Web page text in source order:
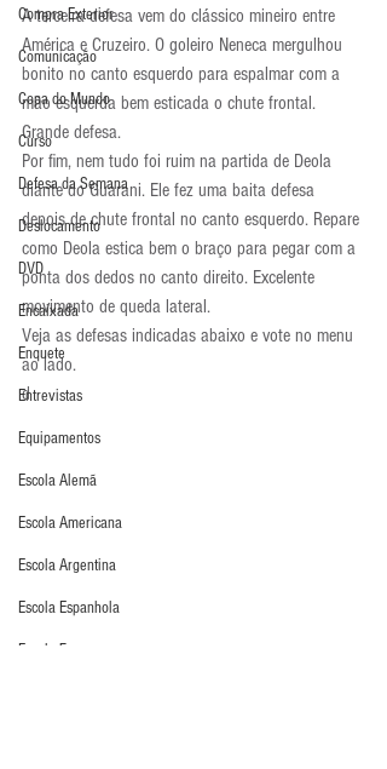
Compra Exterior
Comunicação
Copa do Mundo
Curso
Defesa da Semana
Deslocamento
DVD
Encaixada
Enquete
Entrevistas
Equipamentos
Escola Alemã
Escola Americana
Escola Argentina
Escola Espanhola
Escola Francesa
A terceira defesa vem do clássico mineiro entre
América e Cruzeiro. O goleiro Neneca mergulhou
bonito no canto esquerdo para espalmar com a
mão esquerda bem esticada o chute frontal.
Grande defesa.
Por fim, nem tudo foi ruim na partida de Deola
diante do Guarani. Ele fez uma baita defesa
depois de chute frontal no canto esquerdo. Repare
como Deola estica bem o braço para pegar com a
ponta dos dedos no canto direito. Excelente
movimento de queda lateral.
Veja as defesas indicadas abaixo e vote no menu
ao lado.
d